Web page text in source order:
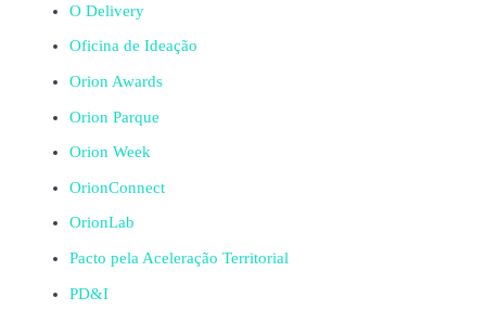
O Delivery
Oficina de Ideação
Orion Awards
Orion Parque
Orion Week
OrionConnect
OrionLab
Pacto pela Aceleração Territorial
PD&I